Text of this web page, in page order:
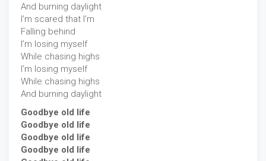
And burning daylight
I’m scared that I’m
Falling behind
I’m losing myself
While chasing highs
I’m losing myself
While chasing highs
And burning daylight
Goodbye old life
Goodbye old life
Goodbye old life
Goodbye old life